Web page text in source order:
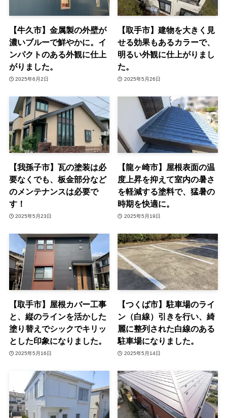
【牛久市】金属製の外壁が
濃いブルーで鮮やかに。イ
ンパクトのある外観に仕上
がりました。
2025年6月2日
【取手市】建物を大きく見
せる効果もあるカラーで、
明るい外観に仕上がりまし
た。
2025年5月26日
【我孫子市】瓦の塗装は必
要なくでも、板金部分など
のメンテナンスは必要で
す！
2025年5月23日
【龍ヶ崎市】屋根表面の温
度上昇を抑えて室内の暑さ
を軽減する塗料で、猛暑の
時期を快適に。
2025年5月19日
【取手市】屋根カバー工事
と、縦のラインを活かした
塗り替えでシックでキリッ
とした印象になりました。
2025年5月16日
【つくば市】駐車場のライ
ン（白線）引きを行い、綺
麗に整列された白線のある
駐車場になりました。
2025年5月14日